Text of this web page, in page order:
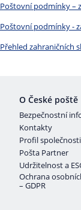
Poštovní podmínky –
Poštovní podmínky -
Přehled zahraničních
O České poště
Bezpečnostní
Kontakty
Profil společnosti
Pošta Partner
Udržitelnost a
Ochrana
– GDPR